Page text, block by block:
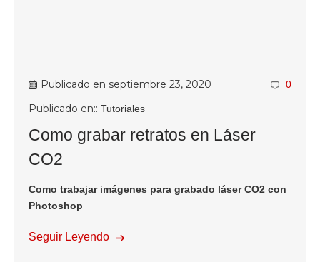
Publicado en septiembre 23, 2020 0
Publicado en:: Tutoriales
Como grabar retratos en Láser
CO2
Como trabajar imágenes para grabado láser CO2 con
Photoshop
Seguir Leyendo